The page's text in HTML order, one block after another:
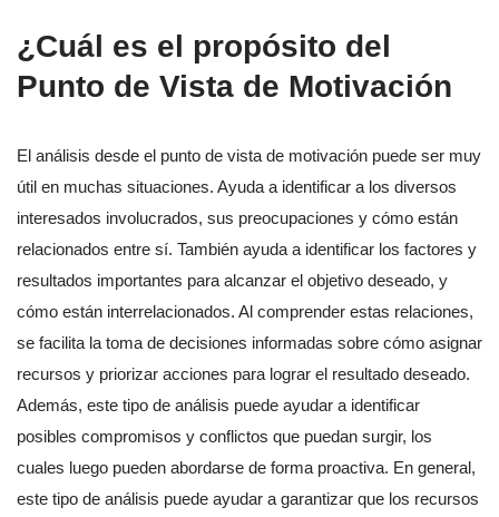
¿Cuál es el propósito del
Punto de Vista de Motivación
El análisis desde el punto de vista de motivación puede ser muy
útil en muchas situaciones. Ayuda a identificar a los diversos
interesados involucrados, sus preocupaciones y cómo están
relacionados entre sí. También ayuda a identificar los factores y
resultados importantes para alcanzar el objetivo deseado, y
cómo están interrelacionados. Al comprender estas relaciones,
se facilita la toma de decisiones informadas sobre cómo asignar
recursos y priorizar acciones para lograr el resultado deseado.
Además, este tipo de análisis puede ayudar a identificar
posibles compromisos y conflictos que puedan surgir, los
cuales luego pueden abordarse de forma proactiva. En general,
este tipo de análisis puede ayudar a garantizar que los recursos